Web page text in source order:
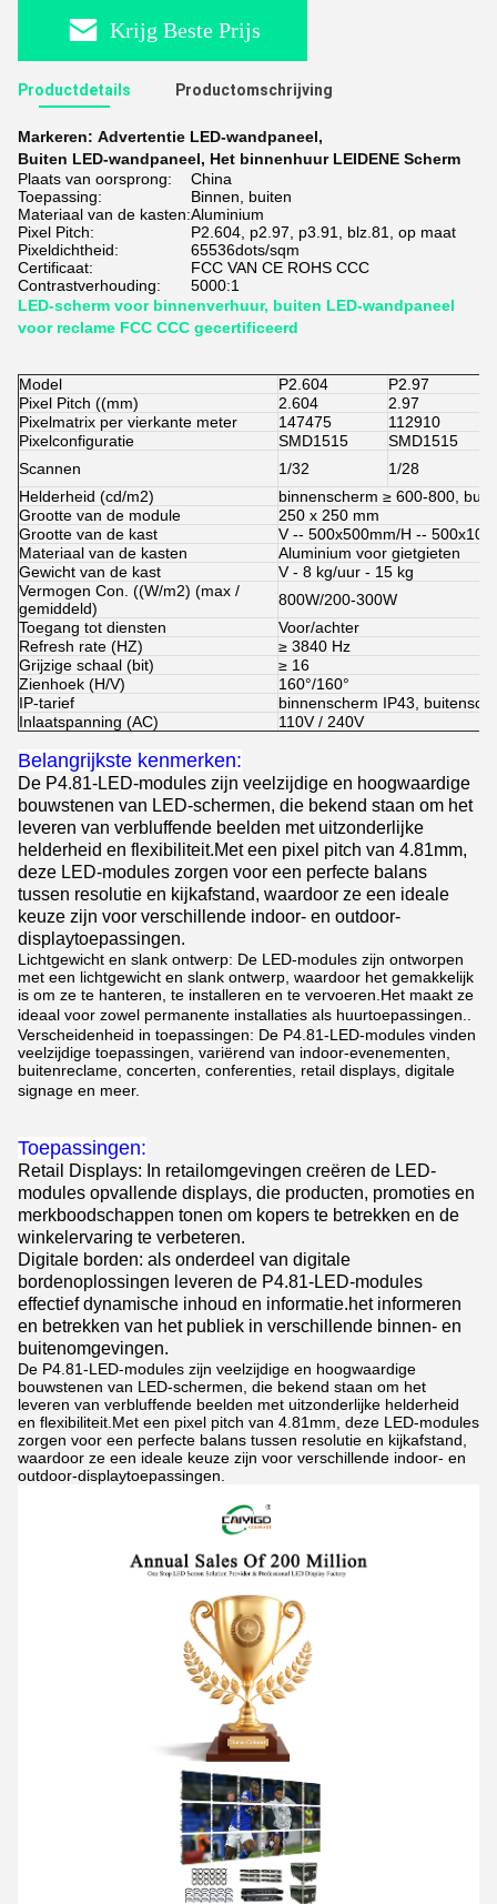
Krijg Beste Prijs
Productdetails Productomschrijving
Markeren: Advertentie LED-wandpaneel,
Buiten LED-wandpaneel, Het binnenhuur LEIDENE Scherm
Plaats van oorsprong:
China
Toepassing:
Binnen, buiten
Materiaal van de kasten:Aluminium
Pixel Pitch:
P2.604, p2.97, p3.91, blz.81, op maat
Pixeldichtheid:
65536dots/sqm
Certificaat:
FCC VAN CE ROHS CCC
Contrastverhouding:
5000:1
LED-scherm voor binnenverhuur, buiten LED-wandpaneel
voor reclame FCC CCC gecertificeerd
Model P2.604 P2.97
Pixel Pitch ((mm)
2.604 2.97
Pixelmatrix per vierkante meter
147475 112910
Pixelconfiguratie
SMD1515 SMD1515
Scannen
1/32 1/28
Helderheid (cd/m2)
binnenscherm ≥ 600-800,
Grootte van de module
250 x 250 mm
Grootte van de kast
V -- 500x500mm/H --
Materiaal van de kasten
Aluminium voor gietgieten
Gewicht van de kast
V - 8 kg/uur - 15 kg
Vermogen Con. ((W/m2) (max /
gemiddeld)
800W/200-300W
Toegang tot diensten
Voor/achter
Refresh rate (HZ)
≥ 3840 Hz
Grijzige schaal (bit)
≥ 16
Zienhoek (H/V)
160°/160°
IP-tarief
binnenscherm IP43,
Inlaatspanning (AC)
110V / 240V
Belangrijkste kenmerken:
De P4.81-LED-modules zijn veelzijdige en hoogwaardige
bouwstenen van LED-schermen, die bekend staan om het
leveren van verbluffende beelden met uitzonderlijke
helderheid en flexibiliteit.Met een pixel pitch van 4.81mm,
deze LED-modules zorgen voor een perfecte balans
tussen resolutie en kijkafstand, waardoor ze een ideale
keuze zijn voor verschillende indoor- en outdoor-
displaytoepassingen.
Lichtgewicht en slank ontwerp: De LED-modules zijn ontworpen
met een lichtgewicht en slank ontwerp, waardoor het gemakkelijk
is om ze te hanteren, te installeren en te vervoeren.Het maakt ze
ideaal voor zowel permanente installaties als huurtoepassingen..
Verscheidenheid in toepassingen: De P4.81-LED-modules vinden
veelzijdige toepassingen, variërend van indoor-evenementen,
buitenreclame, concerten, conferenties, retail displays, digitale
signage en meer.
Toepassingen:
Retail Displays: In retailomgevingen creëren de LED-
modules opvallende displays, die producten, promoties en
merkboodschappen tonen om kopers te betrekken en de
winkelervaring te verbeteren.
Digitale borden: als onderdeel van digitale
bordenoplossingen leveren de P4.81-LED-modules
effectief dynamische inhoud en informatie.het informeren
en betrekken van het publiek in verschillende binnen- en
buitenomgevingen.
De P4.81-LED-modules zijn veelzijdige en hoogwaardige
bouwstenen van LED-schermen, die bekend staan om het
leveren van verbluffende beelden met uitzonderlijke helderheid
en flexibiliteit.Met een pixel pitch van 4.81mm, deze LED-modules
zorgen voor een perfecte balans tussen resolutie en kijkafstand,
waardoor ze een ideale keuze zijn voor verschillende indoor- en
outdoor-displaytoepassingen.